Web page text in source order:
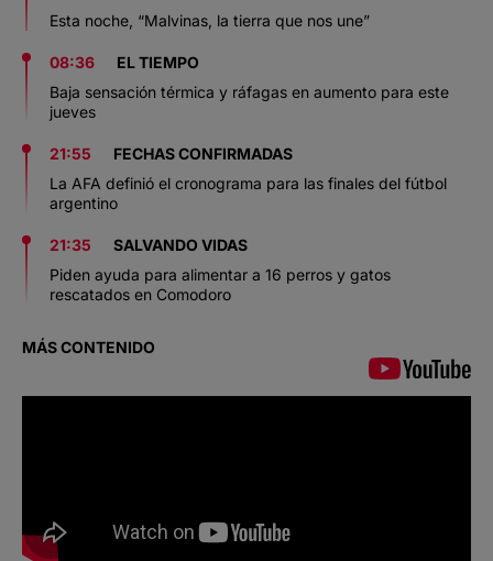
Esta noche, “Malvinas, la tierra que nos une”
08:36
EL TIEMPO
Baja sensación térmica y ráfagas en aumento para este
jueves
21:55
FECHAS CONFIRMADAS
La AFA definió el cronograma para las finales del fútbol
argentino
21:35
SALVANDO VIDAS
Piden ayuda para alimentar a 16 perros y gatos
rescatados en Comodoro
MÁS CONTENIDO